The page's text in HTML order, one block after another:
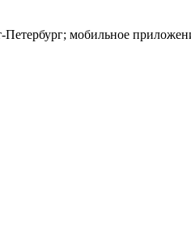
Петербург; мобильное